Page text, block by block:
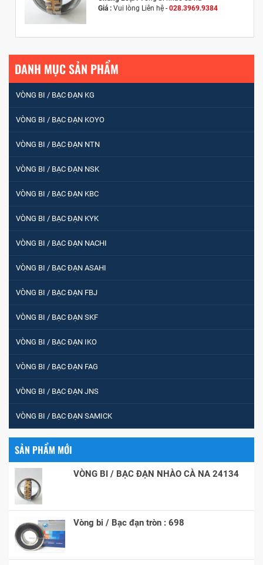
Giá :Vui lòng Liên hệ - 028.3969.9384
DANH MỤC SẢN PHẨM
VÒNG BI / BẠC ĐẠN KG
VÒNG BI / BẠC ĐẠN KOYO
VÒNG BI / BẠC ĐẠN NTN
VÒNG BI / BẠC ĐẠN NSK
VÒNG BI / BẠC ĐẠN KBC
VÒNG BI / BẠC ĐẠN KYK
VÒNG BI / BẠC ĐẠN NACHI
VÒNG BI / BẠC ĐẠN ASAHI
VÒNG BI / BẠC ĐẠN FBJ
VÒNG BI / BẠC ĐẠN SKF
VÒNG BI / BẠC ĐẠN IKO
VÒNG BI / BẠC ĐẠN FAG
VÒNG BI / BẠC ĐẠN JNS
VÒNG BI / BẠC ĐẠN SAMICK
SẢN PHẨM MỚI
VÒNG BI / BẠC ĐẠN NHÀO CÀ NA 24134
Vòng bi / Bạc đạn tròn : 698